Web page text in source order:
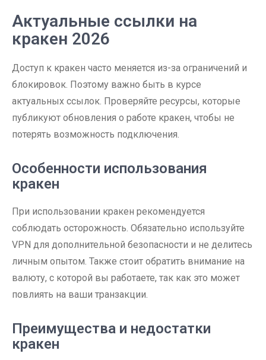
Актуальные ссылки на
кракен 2026
Доступ к кракен часто меняется из-за ограничений и
блокировок. Поэтому важно быть в курсе
актуальных ссылок. Проверяйте ресурсы, которые
публикуют обновления о работе кракен, чтобы не
потерять возможность подключения.
Особенности использования
кракен
При использовании кракен рекомендуется
соблюдать осторожность. Обязательно используйте
VPN для дополнительной безопасности и не делитесь
личным опытом. Также стоит обратить внимание на
валюту, с которой вы работаете, так как это может
повлиять на ваши транзакции.
Преимущества и недостатки
кракен